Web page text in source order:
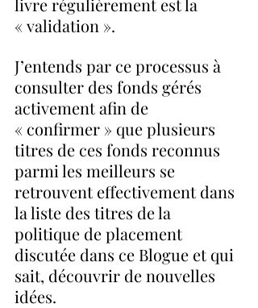
« validation ».
J’entends par ce processus à
consulter des fonds gérés
activement afin de
« confirmer » que plusieurs
titres de ces fonds reconnus
parmi les meilleurs se
retrouvent effectivement dans
la liste des titres de la
politique de placement
discutée dans ce Blogue et qui
sait, découvrir de nouvelles
idées.